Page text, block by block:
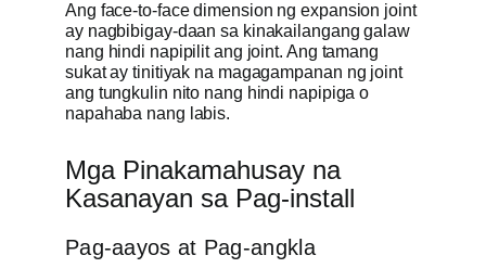
Ang face-to-face dimension ng expansion joint
ay nagbibigay-daan sa kinakailangang galaw
nang hindi napipilit ang joint. Ang tamang
sukat ay tinitiyak na magagampanan ng joint
ang tungkulin nito nang hindi napipiga o
napahaba nang labis.
Mga Pinakamahusay na
Kasanayan sa Pag-install
Pag-aayos at Pag-angkla